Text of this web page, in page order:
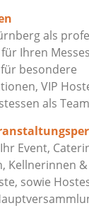
als
Ihren
besondere
VIP
als
Event,
Kellnerinnen
sowie